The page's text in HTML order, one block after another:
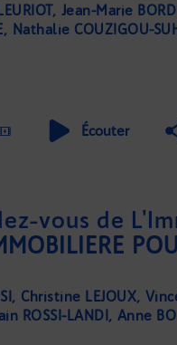
Jean-Marie
Nathalie COUZIGOU-
Écouter
vous de
Christine LEJOUX
ROSSI-LANDI Anne